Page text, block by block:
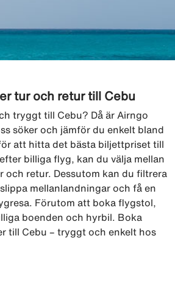
tur och retur till Cebu
tryggt till Cebu? Då är Airngo
söker och jämför du enkelt bland
att hitta det bästa biljettpriset till
billiga flyg, kan du välja mellan
och retur. Dessutom kan du filtrera
mellanlandningar och få en
Förutom att boka flygstol,
boenden och hyrbil. Boka
till Cebu – tryggt och enkelt hos